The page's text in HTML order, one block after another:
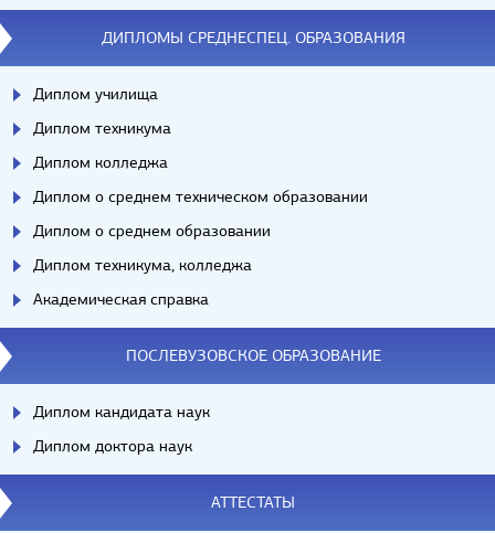
ДИПЛОМЫ СРЕДНЕСПЕЦ. ОБРАЗОВАНИЯ
Диплом училища
Диплом техникума
Диплом колледжа
Диплом о среднем техническом образовании
Диплом о среднем образовании
Диплом техникума, колледжа
Академическая справка
ПОСЛЕВУЗОВСКОЕ ОБРАЗОВАНИЕ
Диплом кандидата наук
Диплом доктора наук
АТТЕСТАТЫ